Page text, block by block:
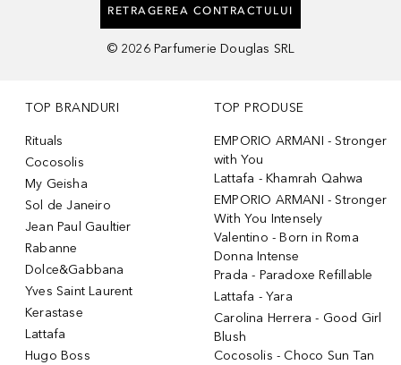
RETRAGEREA CONTRACTULUI
© 2026 Parfumerie Douglas SRL
TOP BRANDURI
Rituals
Cocosolis
My Geisha
Sol de Janeiro
Jean Paul Gaultier
Rabanne
Dolce&Gabbana
Yves Saint Laurent
Kerastase
Lattafa
Hugo Boss
TOP PRODUSE
EMPORIO ARMANI - Stronger
with You
Lattafa - Khamrah Qahwa
EMPORIO ARMANI - Stronger
With You Intensely
Valentino - Born in Roma
Donna Intense
Prada - Paradoxe Refillable
Lattafa - Yara
Carolina Herrera - Good Girl
Blush
Cocosolis - Choco Sun Tan